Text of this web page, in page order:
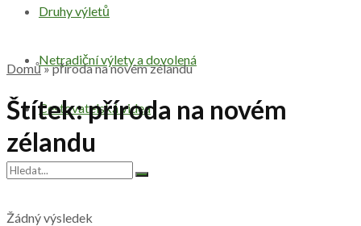
Druhy výletů
Netradiční výlety a dovolená
Cestovatelská videa
Žádný výsledek
Domů»příroda na novém zélandu
Štítek:příroda na novém
zélandu